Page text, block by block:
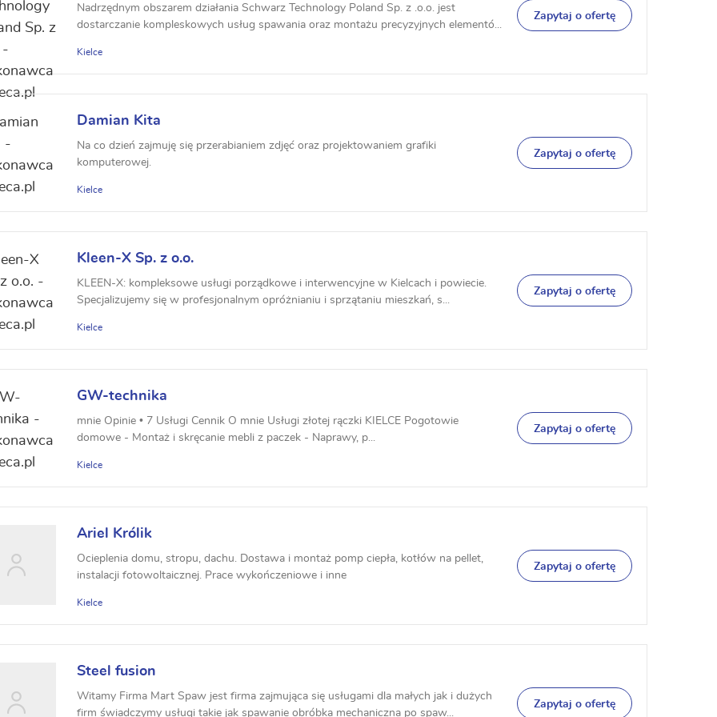
Nadrzędnym obszarem działania Schwarz Technology Poland Sp. z .o.o. jest
dostarczanie kompleskowych usług spawania oraz montażu precyzyjnych elementó...
Kielce
Zapytaj o ofertę
Damian Kita
Na co dzień zajmuję się przerabianiem zdjęć oraz projektowaniem grafiki
komputerowej.
Kielce
Zapytaj o ofertę
Kleen-X Sp. z o.o.
KLEEN-X: kompleksowe usługi porządkowe i interwencyjne w Kielcach i powiecie.
Specjalizujemy się w profesjonalnym opróżnianiu i sprzątaniu mieszkań, s...
Kielce
Zapytaj o ofertę
GW-technika
mnie Opinie • 7 Usługi Cennik O mnie Usługi złotej rączki KIELCE Pogotowie
domowe - Montaż i skręcanie mebli z paczek - Naprawy, p...
Kielce
Zapytaj o ofertę
Ariel Królik
Ocieplenia domu, stropu, dachu. Dostawa i montaż pomp ciepła, kotłów na pellet,
instalacji fotowoltaicznej. Prace wykończeniowe i inne
Kielce
Zapytaj o ofertę
Steel fusion
Witamy Firma Mart Spaw jest firma zajmująca się usługami dla małych jak i dużych
firm świadczymy usługi takie jak spawanie obróbka mechaniczna po spaw...
Zapytaj o ofertę